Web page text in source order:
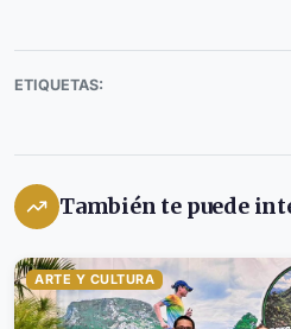
ETIQUETAS:
También te puede
ARTE Y CULTURA